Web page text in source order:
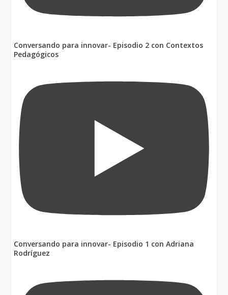
Conversando para innovar- Episodio 2 con Contextos
Pedagógicos
Conversando para innovar- Episodio 1 con Adriana
Rodríguez